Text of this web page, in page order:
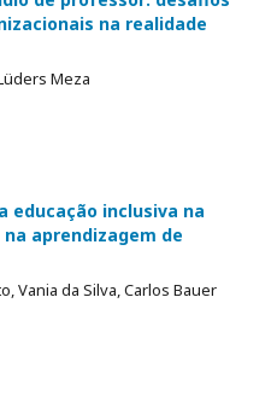
na realidade
Meza
educação inclusiva na
aprendizagem de
Vania da Silva, Carlos Bauer